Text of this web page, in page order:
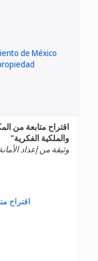
اقتراح متابعة من
والملكية الفكرية"
وثيقة من إعداد